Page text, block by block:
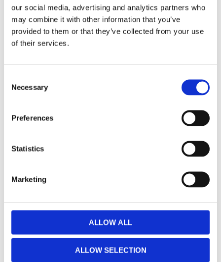
our social media, advertising and analytics partners who
may combine it with other information that you’ve
provided to them or that they’ve collected from your use
of their services.
Selection
Necessary
Preferences
Statistics
Marketing
ALLOW ALL
ALLOW SELECTION
tillåter bekväm anslutning och frånkoppling till
batteriströmkällan.
Strömanslutningar kan sättas till i den främre,
bakre eller båda ändarna på fordonet.
ProVantage 4500